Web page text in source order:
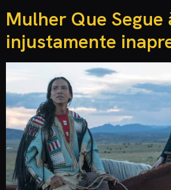
Mulher Que Segue
injustamente